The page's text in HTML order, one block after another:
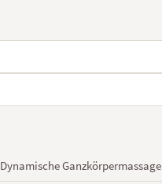
Dynamische Ganzkörpermassage